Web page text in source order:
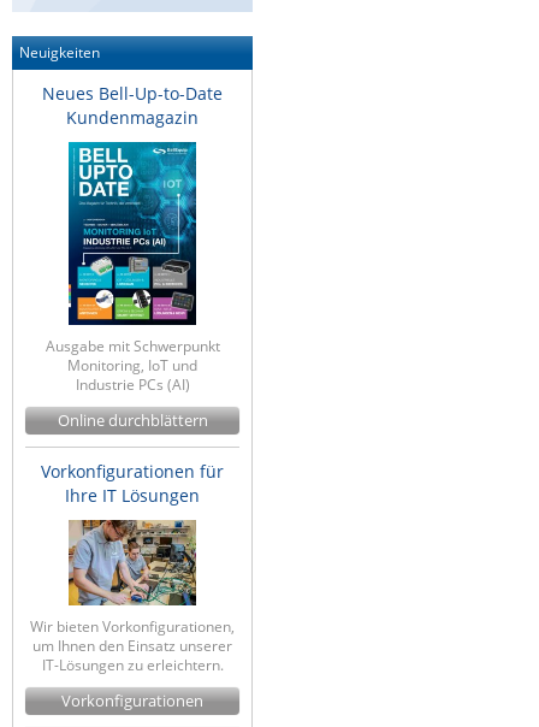
Neuigkeiten
Neues Bell-Up-to-Date
Kundenmagazin
Ausgabe mit Schwerpunkt
Monitoring, IoT und
Industrie PCs (AI)
Online durchblättern
Vorkonfigurationen für
Ihre IT Lösungen
Wir bieten Vorkonfigurationen,
um Ihnen den Einsatz unserer
IT-Lösungen zu erleichtern.
Vorkonfigurationen